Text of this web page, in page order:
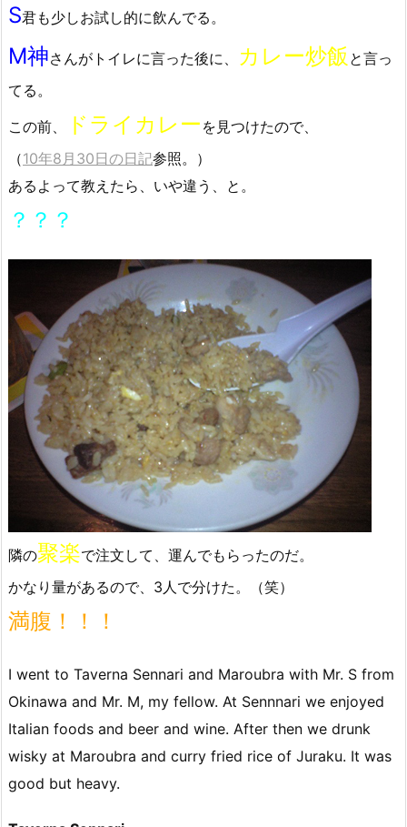
S君も少しお試し的に飲んでる。
M神さんがトイレに言った後に、 カレー炒飯 と言っ
てる。
この前、
ドライカレー を見つけたので、
（10年8月30日の日記参照。）
あるよって教えたら、いや違う、と。
？？？
隣の聚楽で注文して、運んでもらったのだ。
かなり量があるので、3人で分けた。（笑）
満腹！！！
I went to Taverna Sennari and Maroubra with Mr. S from
Okinawa and Mr. M, my fellow. At Sennnari we enjoyed
Italian foods and beer and wine. After then we drunk
wisky at Maroubra and curry fried rice of Juraku. It was
good but heavy.